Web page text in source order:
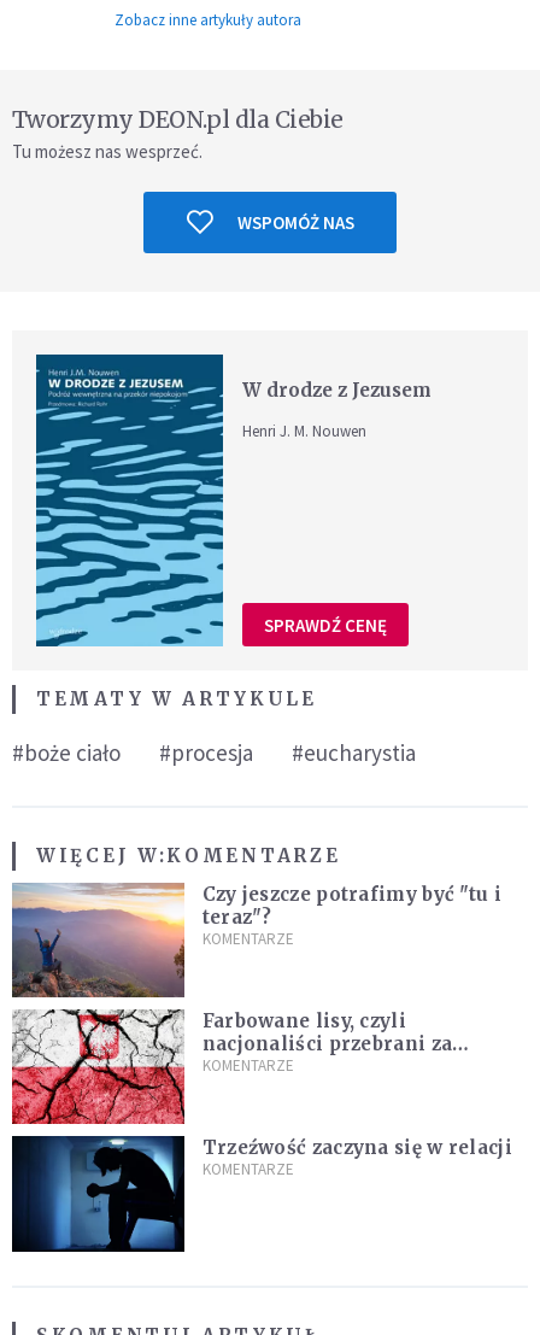
Zobacz inne artykuły autora
Tworzymy DEON.pl dla Ciebie
Tu możesz nas wesprzeć.
WSPOMÓŻ NAS
W drodze z Jezusem
Henri J. M. Nouwen
SPRAWDŹ CENĘ
TEMATY W ARTYKULE
#boże ciało #procesja #eucharystia
WIĘCEJ W:KOMENTARZE
Czy jeszcze potrafimy być "tu i
teraz"?
KOMENTARZE
Farbowane lisy, czyli
nacjonaliści przebrani za
chrześcijan
KOMENTARZE
Trzeźwość zaczyna się w relacji
KOMENTARZE